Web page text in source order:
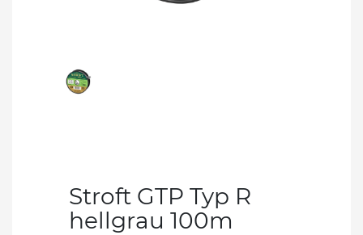
Stroft GTP Typ R
hellgrau 100m